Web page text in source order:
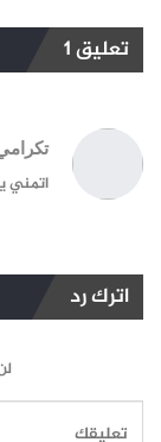
تعليق 1
اتمني
اترك رد